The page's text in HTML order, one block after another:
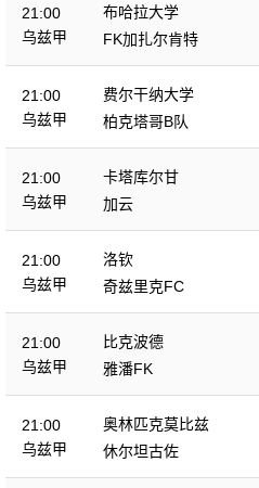
21:00
乌兹甲
布哈拉大学
FK加扎尔肯特
21:00
乌兹甲
费尔干纳大学
柏克塔哥B队
21:00
乌兹甲
卡塔库尔甘
加云
21:00
乌兹甲
洛钦
奇兹里克FC
21:00
乌兹甲
比克波德
雅潘FK
21:00
乌兹甲
奥林匹克莫比兹
休尔坦古佐